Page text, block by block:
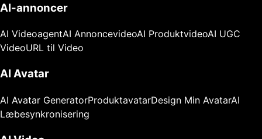
AI-annoncer
AI VideoagentAI AnnoncevideoAI ProduktvideoAI UGC
VideoURL til Video
AI Avatar
AI Avatar GeneratorProduktavatarDesign Min AvatarAI
Læbesynkronisering